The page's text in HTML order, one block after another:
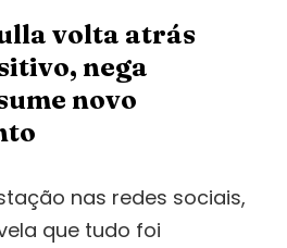
volta atrás
nega
novo
nas redes sociais,
que tudo foi